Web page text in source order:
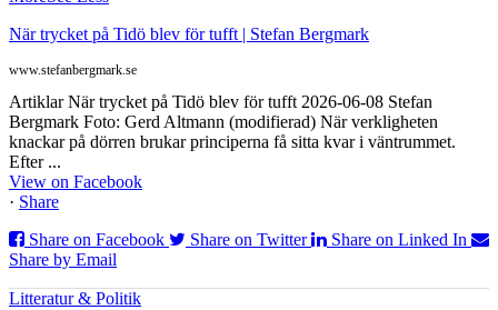
När trycket på Tidö blev för tufft | Stefan Bergmark
www.stefanbergmark.se
Artiklar När trycket på Tidö blev för tufft 2026-06-08 Stefan
Bergmark Foto: Gerd Altmann (modifierad) När verkligheten
knackar på dörren brukar principerna få sitta kvar i väntrummet.
Efter ...
View on Facebook
· Share
Share on Facebook
Share on Twitter
Share on Linked In
Share by Email
Litteratur & Politik